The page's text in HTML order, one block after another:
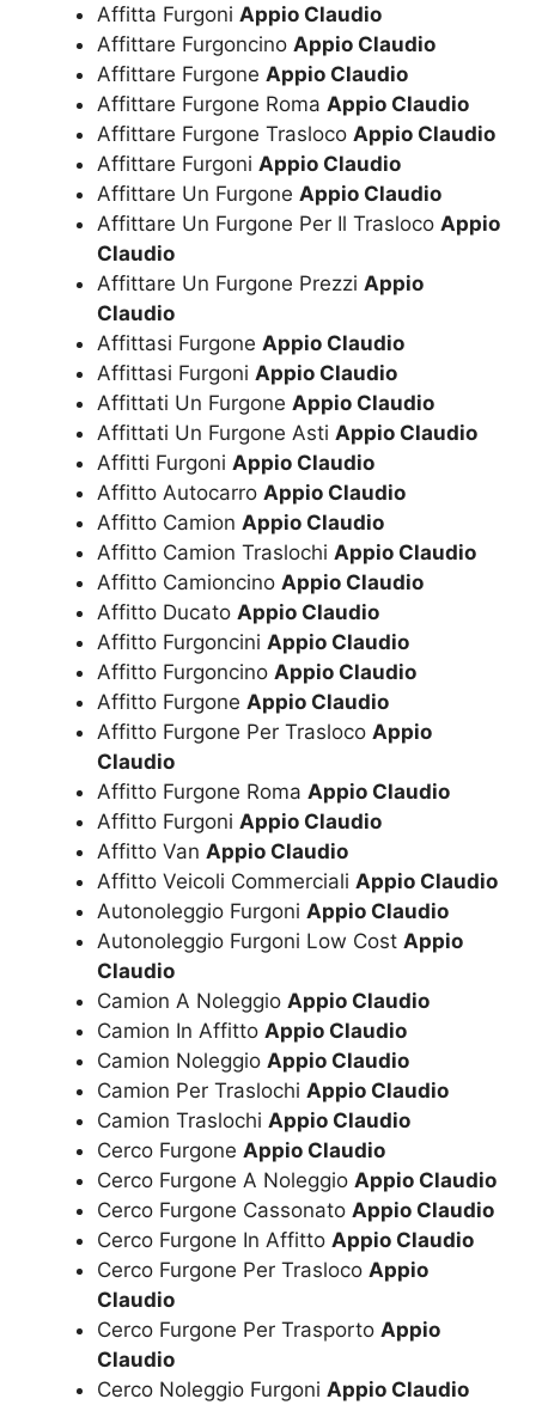
Affitta Furgoni Appio Claudio
Affittare Furgoncino Appio Claudio
Affittare Furgone Appio Claudio
Affittare Furgone Roma Appio Claudio
Affittare Furgone Trasloco Appio Claudio
Affittare Furgoni Appio Claudio
Affittare Un Furgone Appio Claudio
Affittare Un Furgone Per Il Trasloco Appio
Claudio
Affittare Un Furgone Prezzi Appio
Claudio
Affittasi Furgone Appio Claudio
Affittasi Furgoni Appio Claudio
Affittati Un Furgone Appio Claudio
Affittati Un Furgone Asti Appio Claudio
Affitti Furgoni Appio Claudio
Affitto Autocarro Appio Claudio
Affitto Camion Appio Claudio
Affitto Camion Traslochi Appio Claudio
Affitto Camioncino Appio Claudio
Affitto Ducato Appio Claudio
Affitto Furgoncini Appio Claudio
Affitto Furgoncino Appio Claudio
Affitto Furgone Appio Claudio
Affitto Furgone Per Trasloco Appio
Claudio
Affitto Furgone Roma Appio Claudio
Affitto Furgoni Appio Claudio
Affitto Van Appio Claudio
Affitto Veicoli Commerciali Appio Claudio
Autonoleggio Furgoni Appio Claudio
Autonoleggio Furgoni Low Cost Appio
Claudio
Camion A Noleggio Appio Claudio
Camion In Affitto Appio Claudio
Camion Noleggio Appio Claudio
Camion Per Traslochi Appio Claudio
Camion Traslochi Appio Claudio
Cerco Furgone Appio Claudio
Cerco Furgone A Noleggio Appio Claudio
Cerco Furgone Cassonato Appio Claudio
Cerco Furgone In Affitto Appio Claudio
Cerco Furgone Per Trasloco Appio
Claudio
Cerco Furgone Per Trasporto Appio
Claudio
Cerco Noleggio Furgoni Appio Claudio